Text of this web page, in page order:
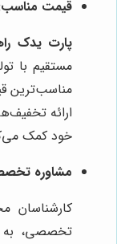
قیمت
پارت یدک
مستقیم با
مناسب‌ترین
ارائه
خود کمک
مشاوره
کارشناسان
تخصصی، به